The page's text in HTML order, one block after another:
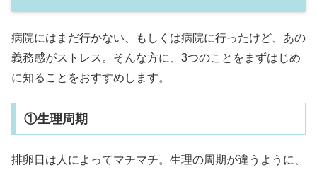
病院にはまだ行かない、もしくは病院に行ったけど、あの
義務感がストレス。そんな方に、3つのことをまずはじめ
に知ることをおすすめします。
①生理周期
排卵日は人によってマチマチ。生理の周期が違うように、